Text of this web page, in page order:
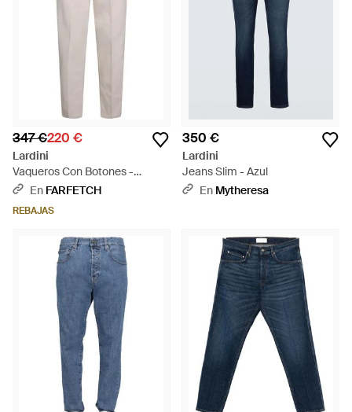
347 €220 €
Lardini
Vaqueros Con Botones -
Blanco
En FARFETCH
REBAJAS
350 €
Lardini
Jeans Slim - Azul
En Mytheresa